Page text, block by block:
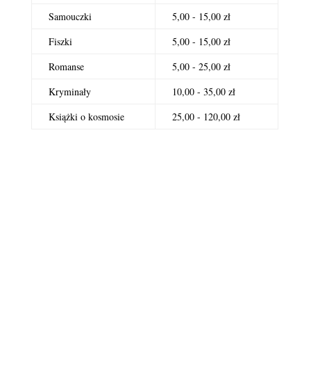
Samouczki
5,00 - 15,00 zł
Fiszki
5,00 - 15,00 zł
Romanse
5,00 - 25,00 zł
Kryminały
10,00 - 35,00 zł
Książki o kosmosie
25,00 - 120,00 zł